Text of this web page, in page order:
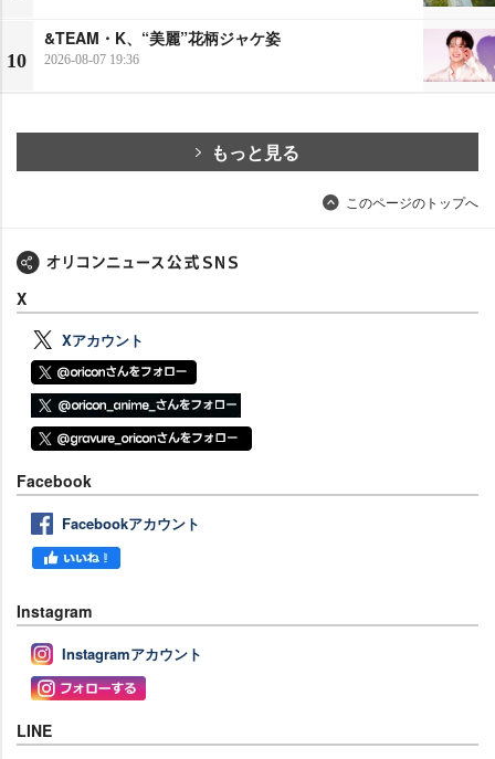
10
&TEAM・K、“美麗”花柄ジャケ姿
2026-08-07 19:36
もっと見る
このページのトップへ
X
Xアカウント
Facebook
Facebookアカウント
Instagram
Instagramアカウント
LINE